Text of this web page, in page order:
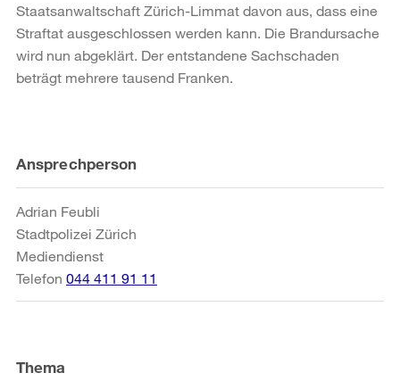
Staatsanwaltschaft Zürich-Limmat davon aus, dass eine
Straftat ausgeschlossen werden kann. Die Brandursache
wird nun abgeklärt. Der entstandene Sachschaden
beträgt mehrere tausend Franken.
Weitere
Informationen
Ansprechperson
Adrian Feubli
Stadtpolizei Zürich
Mediendienst
Telefon 044 411 91 11
Thema